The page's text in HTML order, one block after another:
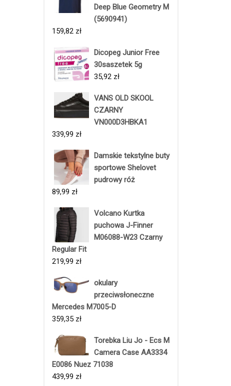
Deep Blue Geometry M
(5690941)
159,82 zł
Dicopeg Junior Free
30saszetek 5g
35,92 zł
VANS OLD SKOOL
CZARNY
VN000D3HBKA1
339,99 zł
Damskie tekstylne buty
sportowe Shelovet
pudrowy róż
89,99 zł
Volcano Kurtka
puchowa J-Finner
M06088-W23 Czarny
Regular Fit
219,99 zł
okulary
przeciwsłoneczne
Mercedes M7005-D
359,35 zł
Torebka Liu Jo - Ecs M
Camera Case AA3334
E0086 Nuez 71038
439,99 zł